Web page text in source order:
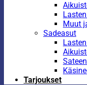
Muut
Sadeasut
Tarjoukset